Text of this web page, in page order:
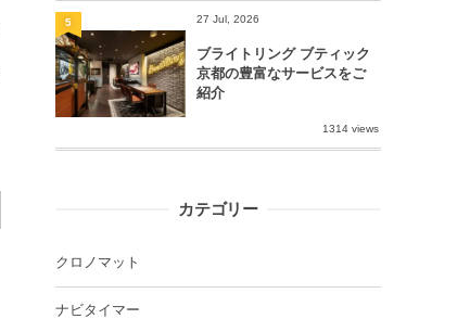
27 Jul, 2026
ブライトリング ブティック
京都の豊富なサービスをご
紹介
1314 views
5
カテゴリー
クロノマット
ナビタイマー